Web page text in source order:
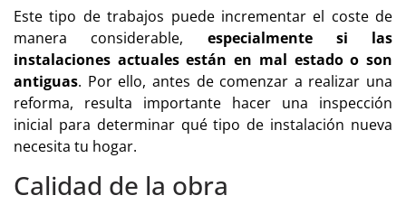
Este tipo de trabajos puede incrementar el coste de
manera considerable, especialmente si las
instalaciones actuales están en mal estado o son
antiguas. Por ello, antes de comenzar a realizar una
reforma, resulta importante hacer una inspección
inicial para determinar qué tipo de instalación nueva
necesita tu hogar.
Calidad de la obra